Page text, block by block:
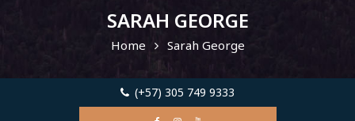
SARAH GEORGE
Home Sarah George
(+57) 305 749 9333